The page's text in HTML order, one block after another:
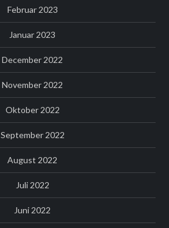
Februar 2023
Januar 2023
December 2022
November 2022
Oktober 2022
September 2022
August 2022
Juli 2022
Juni 2022